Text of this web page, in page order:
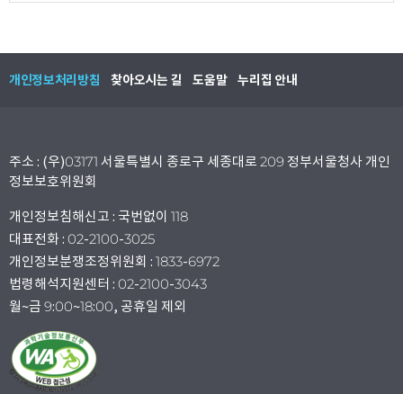
개인정보처리방침 찾아오시는 길 도움말 누리집 안내
주소 : (우)03171 서울특별시 종로구 세종대로 209 정부서울청사 개인
정보보호위원회
개인정보침해신고 : 국번없이 118
대표전화 : 02-2100-3025
개인정보분쟁조정위원회 : 1833-6972
법령해석지원센터 : 02-2100-3043
월~금 9:00~18:00, 공휴일 제외